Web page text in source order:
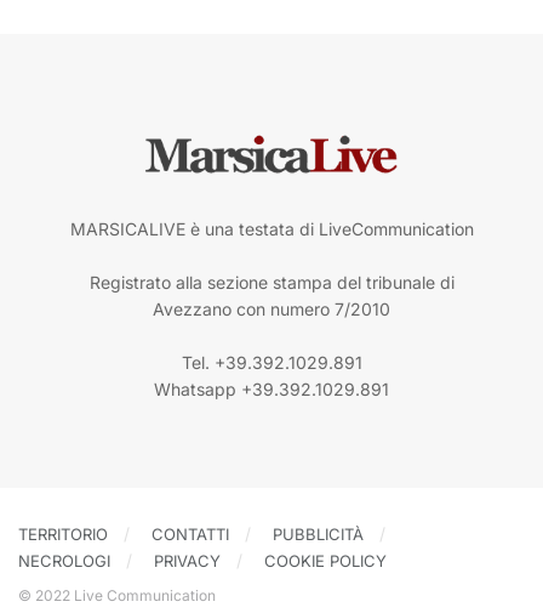
MARSICALIVE è una testata di LiveCommunication
Registrato alla sezione stampa del tribunale di
Avezzano con numero 7/2010
Tel. +39.392.1029.891
Whatsapp +39.392.1029.891
TERRITORIO CONTATTI
PUBBLICITÀ
NECROLOGI
PRIVACY COOKIE POLICY
© 2022 Live Communication